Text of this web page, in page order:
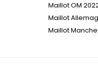
Maillot OM
Maillot
Maillot